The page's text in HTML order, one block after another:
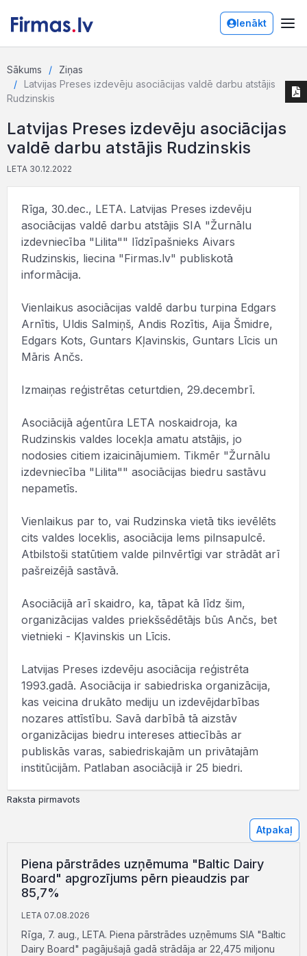
Ienākt
Sākums
Ziņas
Latvijas Preses izdevēju asociācijas valdē darbu atstājis
Rudzinskis
Latvijas Preses izdevēju asociācijas
valdē darbu atstājis Rudzinskis
LETA 30.12.2022
Rīga, 30.dec., LETA. Latvijas Preses izdevēju
asociācijas valdē darbu atstājis SIA "Žurnālu
izdevniecība "Lilita"" līdzīpašnieks Aivars
Rudzinskis, liecina "Firmas.lv" publiskotā
informācija.
Vienlaikus asociācijas valdē darbu turpina Edgars
Arnītis, Uldis Salmiņš, Andis Rozītis, Aija Šmidre,
Edgars Kots, Guntars Kļavinskis, Guntars Līcis un
Māris Ančs.
Izmaiņas reģistrētas ceturtdien, 29.decembrī.
Asociācijā aģentūra LETA noskaidroja, ka
Rudzinskis valdes locekļa amatu atstājis, jo
nodosies citiem izaicinājumiem. Tikmēr "Žurnālu
izdevniecība "Lilita"" asociācijas biedru sastāvu
nepametīs.
Vienlaikus par to, vai Rudzinska vietā tiks ievēlēts
cits valdes loceklis, asociācija lems pilnsapulcē.
Atbilstoši statūtiem valde pilnvērtīgi var strādāt arī
pašreizējā sastāvā.
Asociācijā arī skaidro, ka, tāpat kā līdz šim,
organizācijas valdes priekšsēdētājs būs Ančs, bet
vietnieki - Kļavinskis un Līcis.
Latvijas Preses izdevēju asociācija reģistrēta
1993.gadā. Asociācija ir sabiedriska organizācija,
kas veicina drukāto mediju un izdevējdarbības
nozares attīstību. Savā darbībā tā aizstāv
organizācijas biedru intereses attiecībās ar
publiskās varas, sabiedriskajām un privātajām
institūcijām. Patlaban asociācijā ir 25 biedri.
Raksta pirmavots
Atpakaļ
Piena pārstrādes uzņēmuma "Baltic Dairy
Board" apgrozījums pērn pieaudzis par
85,7%
LETA 07.08.2026
Rīga, 7. aug., LETA. Piena pārstrādes uzņēmums SIA "Baltic
Dairy Board" pagājušajā gadā strādāja ar 22,475 miljonu